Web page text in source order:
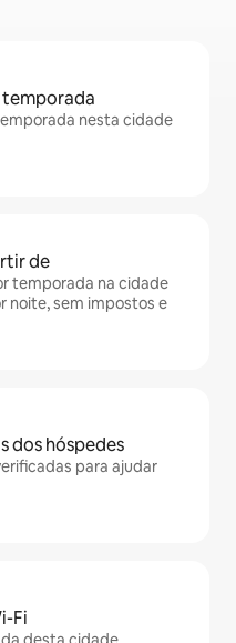
temporada
nesta cidade
de
temporada na cidade
noite, sem impostos e
dos hóspedes
para ajudar
Fi